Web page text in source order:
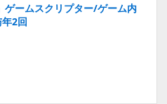
ゲームスクリプター/ゲーム内
2回